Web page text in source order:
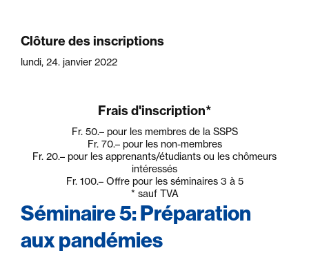
Clôture des inscriptions
lundi, 24. janvier 2022
Frais d'inscription*
Fr. 50.–pour les membres de la SSPS
Fr. 70.–pour les non-membres
Fr. 20.– pour les apprenants/étudiants ou les chômeurs
intéressés
Fr. 100.–Offre pour les séminaires 3 à 5
* sauf TVA
Séminaire 5: Préparation
aux pandémies